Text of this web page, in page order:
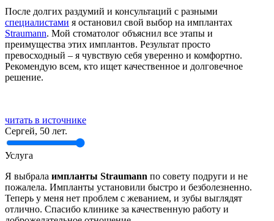
После долгих раздумий и консультаций с разными
специалистами я остановил свой выбор на имплантах
Straumann. Мой стоматолог объяснил все этапы и
преимущества этих имплантов. Результат просто
превосходный – я чувствую себя уверенно и комфортно.
Рекомендую всем, кто ищет качественное и долговечное
решение.
читать в источнике
Сергей, 50 лет.
Услуга
Я выбрала импланты Straumann по совету подруги и не
пожалела. Импланты установили быстро и безболезненно.
Теперь у меня нет проблем с жеванием, и зубы выглядят
отлично. Спасибо клинике за качественную работу и